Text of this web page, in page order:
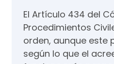
El Artículo 434 del
Procedimientos
orden, aunque este
según lo que el